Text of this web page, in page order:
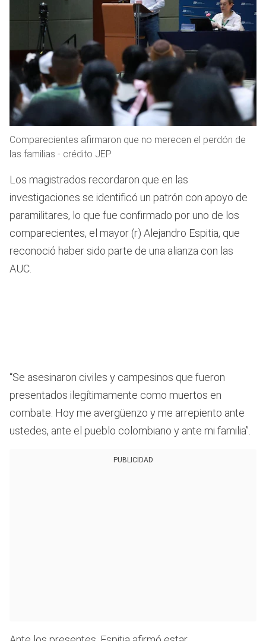
Comparecientes afirmaron que no merecen el perdón de
las familias - crédito JEP
Los magistrados recordaron que en las
investigaciones se identificó un patrón con apoyo de
paramilitares, lo que fue confirmado por uno de los
comparecientes, el mayor (r) Alejandro Espitia, que
reconoció haber sido parte de una alianza con las
AUC.
“Se asesinaron civiles y campesinos que fueron
presentados ilegítimamente como muertos en
combate. Hoy me avergüenzo y me arrepiento ante
ustedes, ante el pueblo colombiano y ante mi familia”.
PUBLICIDAD